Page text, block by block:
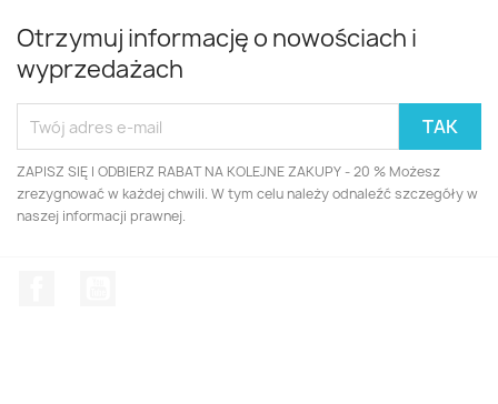
Otrzymuj informację o nowościach i
wyprzedażach
ZAPISZ SIĘ I ODBIERZ RABAT NA KOLEJNE ZAKUPY - 20 % Możesz
zrezygnować w każdej chwili. W tym celu należy odnaleźć szczegóły w
naszej informacji prawnej.